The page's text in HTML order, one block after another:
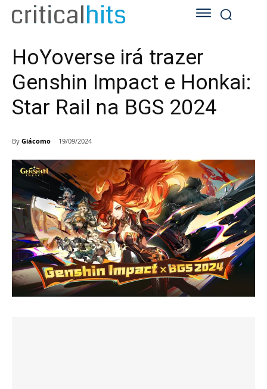
HoYoverse irá trazer
Genshin Impact e Honkai:
Star Rail na BGS 2024
By Giácomo 19/09/2024